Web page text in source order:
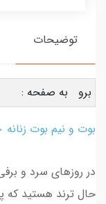
توضیحات
برو به صفحه :
بوت و نیم بوت زنانه
در روزهای سرد و
حال ترند هستید که